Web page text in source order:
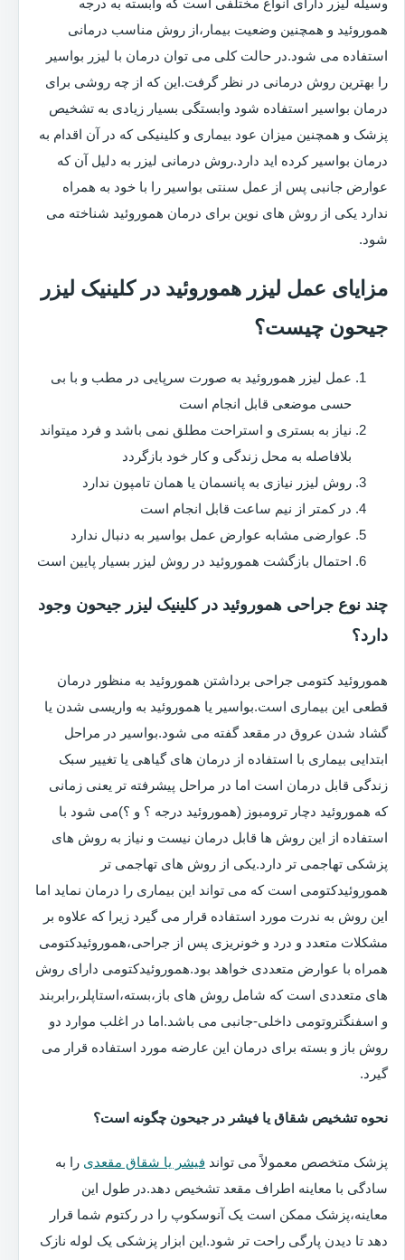
وسیله لیزر دارای انواع مختلفی است که وابسته به درجه
هموروئید و همچنین وضعیت بیمار،از روش مناسب درمانی
استفاده می شود.در حالت کلی می توان درمان با لیزر بواسیر
را بهترین روش درمانی در نظر گرفت.این که از چه روشی برای
درمان بواسیر استفاده شود وابستگی بسیار زیادی به تشخیص
پزشک و همچنین میزان عود بیماری و کلینیکی که در آن اقدام به
درمان بواسیر کرده اید دارد.روش درمانی لیزر به دلیل آن که
عوارض جانبی پس از عمل سنتی بواسیر را با خود به همراه
ندارد یکی از روش های نوین برای درمان هموروئید شناخته می
شود.
مزایای عمل لیزر هموروئید در کلینیک لیزر
جیحون چیست؟
عمل لیزر هموروئید به صورت سرپایی در مطب و با بی
حسی موضعی قابل انجام است
نیاز به بستری و استراحت مطلق نمی باشد و فرد میتواند
بلافاصله به محل زندگی و کار خود بازگردد
روش لیزر نیازی به پانسمان یا همان تامپون ندارد
در کمتر از نیم ساعت قابل انجام است
عوارضی مشابه عوارض عمل بواسیر به دنبال ندارد
احتمال بازگشت هموروئید در روش لیزر بسیار پایین است
چند نوع جراحی هموروئید در کلینیک لیزر جیحون وجود
دارد؟
هموروئید کتومی جراحی برداشتن هموروئید به منظور درمان
قطعی این بیماری است.بواسیر یا هموروئید به واریسی شدن یا
گشاد شدن عروق در مقعد گفته می شود.بواسیر در مراحل
ابتدایی بیماری با استفاده از درمان های گیاهی یا تغییر سبک
زندگی قابل درمان است اما در مراحل پیشرفته تر یعنی زمانی
که هموروئید دچار ترومبوز (هموروئید درجه ؟ و ؟)می شود با
استفاده از این روش ها قابل درمان نیست و نیاز به روش های
پزشکی تهاجمی تر دارد.یکی از روش های تهاجمی تر
هموروئیدکتومی است که می تواند این بیماری را درمان نماید اما
این روش به ندرت مورد استفاده قرار می گیرد زیرا که علاوه بر
مشکلات متعدد و درد و خونریزی پس از جراحی،هموروئیدکتومی
همراه با عوارض متعددی خواهد بود.هموروئیدکتومی دارای روش
های متعددی است که شامل روش های باز،بسته،استاپلر،رابربند
و اسفنگتروتومی داخلی-جانبی می باشد.اما در اغلب موارد دو
روش باز و بسته برای درمان این عارضه مورد استفاده قرار می
گیرد.
نحوه تشخیص شقاق یا فیشر در جیحون چگونه است؟
پزشک متخصص معمولاً می تواند فیشر یا شقاق مقعدی را به
سادگی با معاینه اطراف مقعد تشخیص دهد.در طول این
معاینه،پزشک ممکن است یک آنوسکوپ را در رکتوم شما قرار
دهد تا دیدن پارگی راحت تر شود.این ابزار پزشکی یک لوله نازک